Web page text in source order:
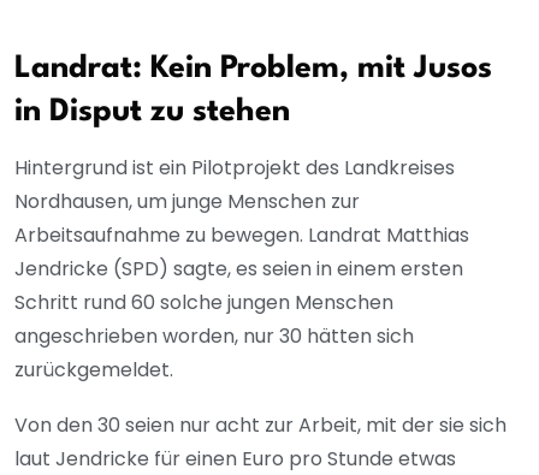
Landrat: Kein Problem, mit Jusos
in Disput zu stehen
Hintergrund ist ein Pilotprojekt des Landkreises
Nordhausen, um junge Menschen zur
Arbeitsaufnahme zu bewegen. Landrat Matthias
Jendricke (SPD) sagte, es seien in einem ersten
Schritt rund 60 solche jungen Menschen
angeschrieben worden, nur 30 hätten sich
zurückgemeldet.
Von den 30 seien nur acht zur Arbeit, mit der sie sich
laut Jendricke für einen Euro pro Stunde etwas